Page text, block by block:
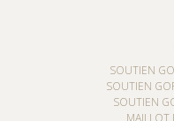
SOUTIEN
SOUTIEN
SOUTIEN
MAILLOT